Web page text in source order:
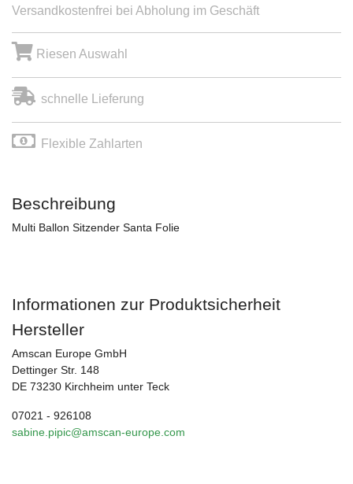
Versandkostenfrei bei Abholung im Geschäft
Riesen Auswahl
schnelle Lieferung
Flexible Zahlarten
Beschreibung
Multi Ballon Sitzender Santa Folie
Informationen zur Produktsicherheit
Hersteller
Amscan Europe GmbH
Dettinger Str. 148
DE 73230 Kirchheim unter Teck
07021 - 926108
sabine.pipic@amscan-europe.com